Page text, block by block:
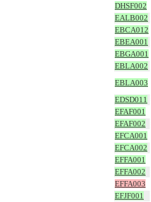
DHSF002
EALB002
EBCA012
EBEA001
EBGA001
EBLA002
EBLA003
EDSD011
EFAF001
EFAF002
EFCA001
EFCA002
EFFA001
EFFA002
EFFA003
EFJF001